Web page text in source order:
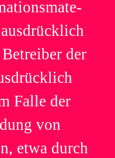
der
Falle der
von
etwa durch